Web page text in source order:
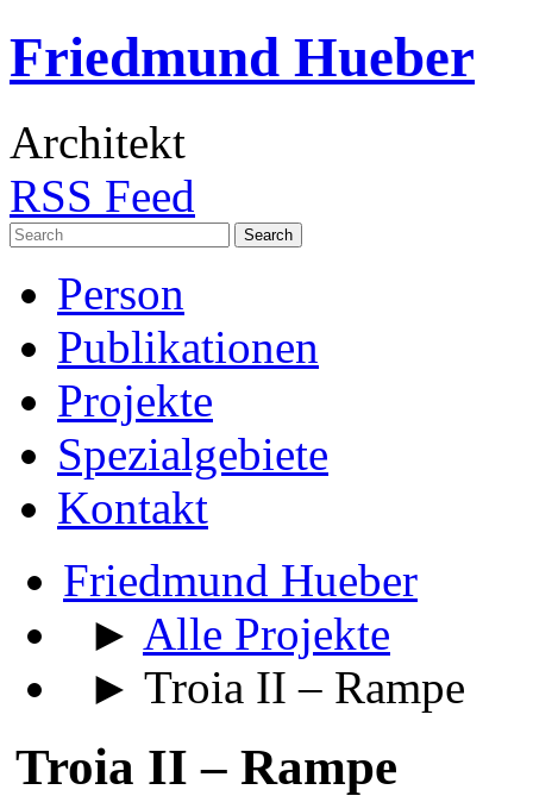
Friedmund Hueber
Architekt
RSS Feed
Search
for:
Person
Publikationen
Projekte
Spezialgebiete
Kontakt
Friedmund Hueber
► Alle Projekte
► Troia II – Rampe
Troia II – Rampe